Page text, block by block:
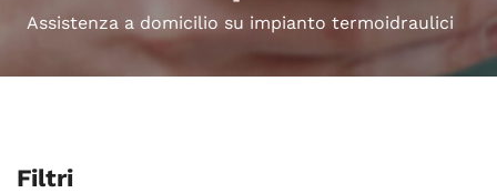
Assistenza a domicilio su impianto termoidraulici
Filtri